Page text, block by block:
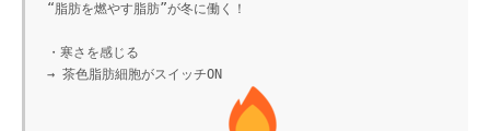
“脂肪を燃やす脂肪”が冬に働く！
・寒さを感じる
→ 茶色脂肪細胞がスイッチON